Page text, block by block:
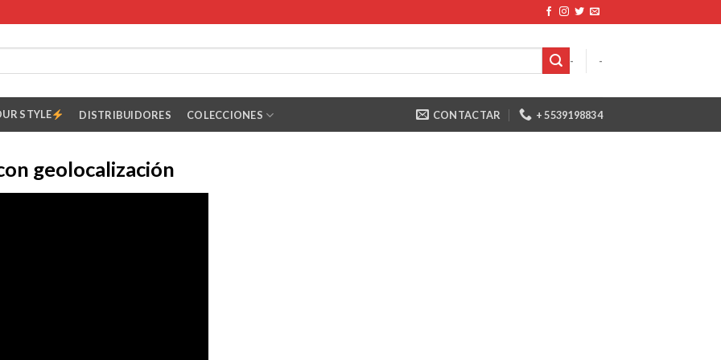
- -
STYLE DISTRIBUIDORES COLECCIONES CONTACTAR + 5539198834
geolocalización